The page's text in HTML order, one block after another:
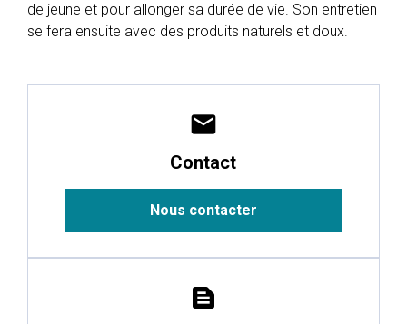
de jeune et pour allonger sa durée de vie. Son entretien
se fera ensuite avec des produits naturels et doux.
mail
Contact
Nous contacter
text_snippet